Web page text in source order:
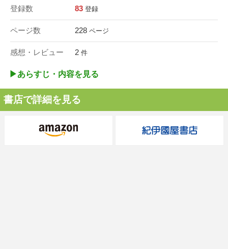
登録数 83 登録
ページ数 228 ページ
感想・レビュー 2 件
▶︎あらすじ・内容を見る
書店で詳細を見る